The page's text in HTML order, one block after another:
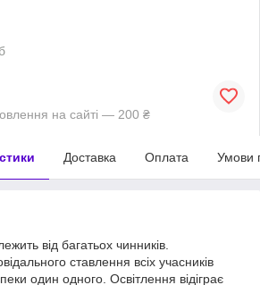
на сайті — 200 ₴
Доставка Оплата Умови
від багатьох чинників.
ставлення всіх учасників
один одного. Освітлення відіграє